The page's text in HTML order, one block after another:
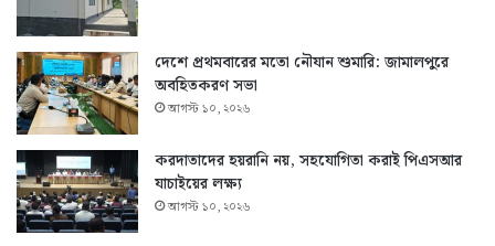
দেশে প্রথমবারের মতো নৌযান শুমারি: জামালপুরে
অবহিতকরণ সভা
আগস্ট ১০, ২০২৬
করদাতাদের হয়রানি নয়, সহযোগিতা করাই পিএসআর
যাচাইয়ের লক্ষ্য
আগস্ট ১০, ২০২৬